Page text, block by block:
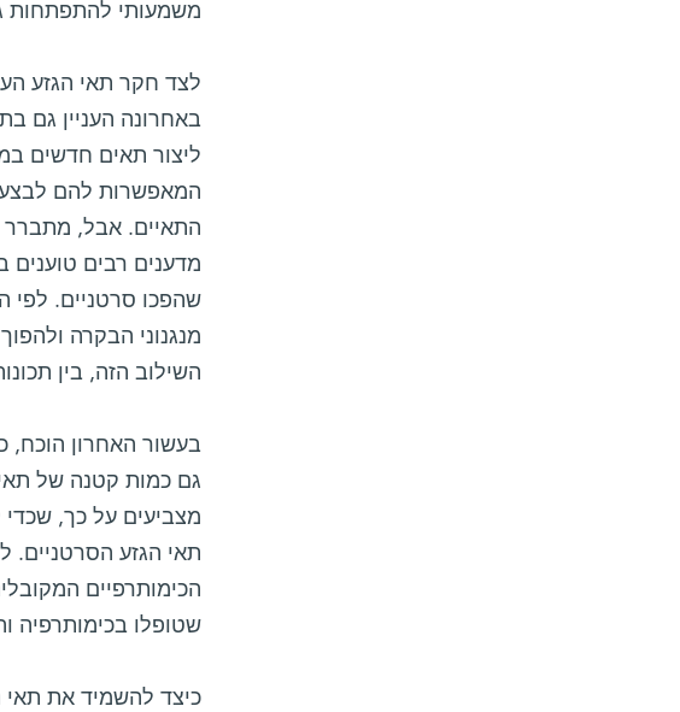
משמעותי להתפתחות
לצד חקר תאי הגזע
באחרונה העניין גם
ליצור תאים חדשים
המאפשרות להם לבצע
התאיים. אבל, מתברר
מדענים רבים טוענים
שהפכו סרטניים. לפי
מנגנוני הבקרה
השילוב הזה, בין
בעשור האחרון הוכח,
גם כמות קטנה של
מצביעים על כך,
תאי הגזע הסרטניים.
הכימותרפיים
שטופלו בכימותרפיה
כיצד להשמיד את תאי